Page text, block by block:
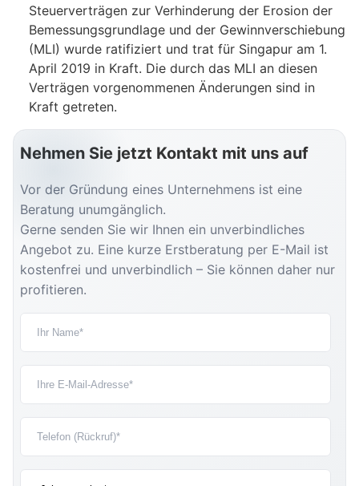
Steuerverträgen zur Verhinderung der Erosion der
Bemessungsgrundlage und der Gewinnverschiebung
(MLI) wurde ratifiziert und trat für Singapur am 1.
April 2019 in Kraft. Die durch das MLI an diesen
Verträgen vorgenommenen Änderungen sind in
Kraft getreten.
Nehmen Sie jetzt Kontakt mit uns auf
Vor der Gründung eines Unternehmens ist eine
Beratung unumgänglich.
Gerne senden Sie wir Ihnen ein unverbindliches
Angebot zu. Eine kurze Erstberatung per E-Mail ist
kostenfrei und unverbindlich – Sie können daher nur
profitieren.